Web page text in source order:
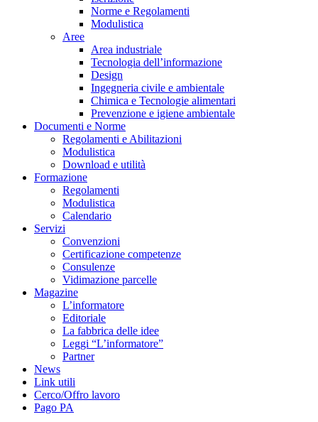
Norme e Regolamenti
Modulistica
Aree
Area industriale
Tecnologia dell’informazione
Design
Ingegneria civile e ambientale
Chimica e Tecnologie alimentari
Prevenzione e igiene ambientale
Documenti e Norme
Regolamenti e Abilitazioni
Modulistica
Download e utilità
Formazione
Regolamenti
Modulistica
Calendario
Servizi
Convenzioni
Certificazione competenze
Consulenze
Vidimazione parcelle
Magazine
L’informatore
Editoriale
La fabbrica delle idee
Leggi “L’informatore”
Partner
News
Link utili
Cerco/Offro lavoro
Pago PA